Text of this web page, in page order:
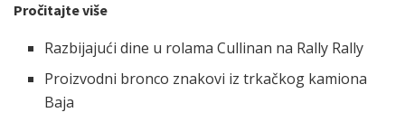
Pročitajte više
Razbijajući dine u rolama Cullinan na Rally Rally
Proizvodni bronco znakovi iz trkačkog kamiona
Baja